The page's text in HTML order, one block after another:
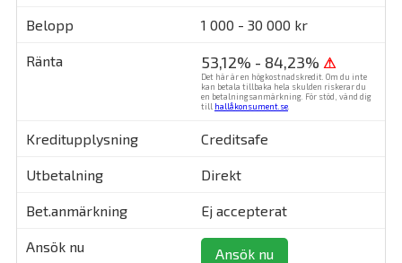
1 000 - 30 000 kr
53,12% - 84,23% ⚠
Det här är en högkostnadskredit. Om du inte
kan betala tillbaka hela skulden riskerar du
en betalningsanmärkning. För stöd, vänd dig
till hallåkonsument.se
Creditsafe
Direkt
Ej accepterat
Ansök nu